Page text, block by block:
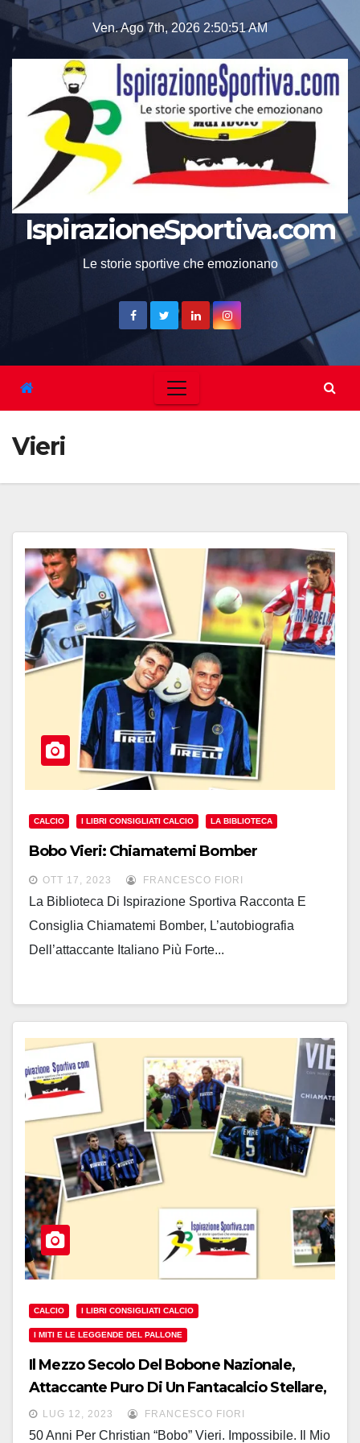
Skip
content
Ven. Ago 7th, 2026 2:50:52 AM
IspirazioneSportiva.com
Le storie sportive che emozionano
Vieri
CALCIO I LIBRI CONSIGLIATI CALCIO LA BIBLIOTECA
Bobo Vieri: Chiamatemi Bomber
OTT 17, 2023 FRANCESCO FIORI
La Biblioteca Di Ispirazione Sportiva Racconta E
Consiglia Chiamatemi Bomber, L’autobiografia
Dell’attaccante Italiano Più Forte...
CALCIO I LIBRI CONSIGLIATI CALCIO
I MITI E LE LEGGENDE DEL PALLONE
Il Mezzo Secolo Del Bobone Nazionale,
Attaccante Puro Di Un Fantacalcio Stellare,
Raccontato In Maniera Particolare
LUG 12, 2023 FRANCESCO FIORI
50 Anni Per Christian “Bobo” Vieri. Impossibile. Il Mio